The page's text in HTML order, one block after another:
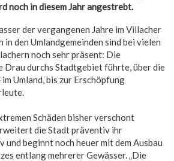
noch in diesem Jahr angestrebt.
der vergangenen Jahre im Villacher
in den Umlandgemeinden sind bei vielen
noch sehr präsent: Die
Drau durchs Stadtgebiet führte, über die
Umland, bis zur Erschöpfung
Schäden bisher verschont
die Stadt präventiv ihr
und beginnt noch heuer mit dem Ausbau
entlang mehrerer Gewässer. „Die